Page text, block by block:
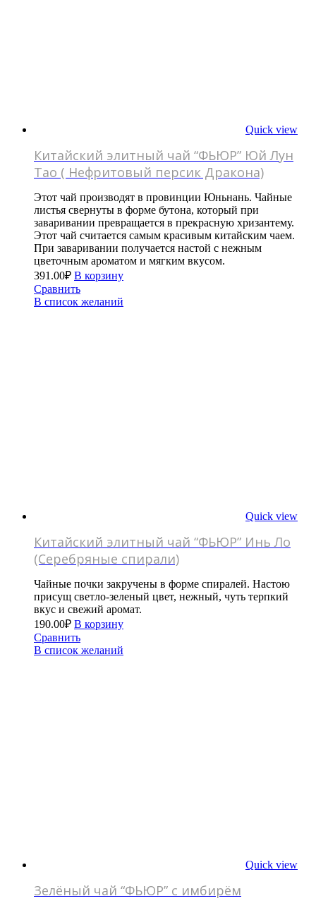
Quick view
Китайский элитный чай “ФЬЮР” Юй Лун
Тао ( Нефритовый персик Дракона)
Этот чай производят в провинции Юньнань. Чайные
листья свернуты в форме бутона, который при
заваривании превращается в прекрасную хризантему.
Этот чай считается самым красивым китайским чаем.
При заваривании получается настой с нежным
цветочным ароматом и мягким вкусом.
391.00₽ В корзину
Сравнить
В список желаний
Quick view
Китайский элитный чай “ФЬЮР” Инь Ло
(Серебряные спирали)
Чайные почки закручены в форме спиралей. Настою
присущ светло-зеленый цвет, нежный, чуть терпкий
вкус и свежий аромат.
190.00₽ В корзину
Сравнить
В список желаний
Quick view
Зелёный чай “ФЬЮР” с имбирём